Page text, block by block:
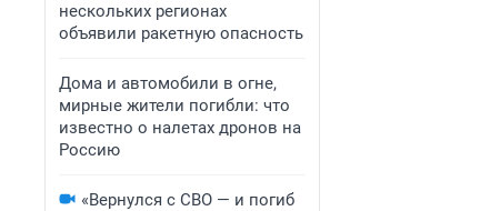
нескольких регионах
объявили ракетную опасность
Дома и автомобили в огне,
мирные жители погибли: что
известно о налетах дронов на
Россию
«Вернулся с СВО — и погиб